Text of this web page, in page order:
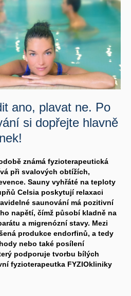
ano, plavat ne. Po
si dopřejte hlavně
známá fyzioterapeutická
při svalových obtížích,
Sauny vyhřáté na teploty
Celsia poskytují relaxaci
saunování má pozitivní
napětí, čímž působí kladně na
a migrenózní stavy. Mezi
produkce endorfinů, a tedy
nebo také posílení
podporuje tvorbu bílých
fyzioterapeutka FYZIOkliniky